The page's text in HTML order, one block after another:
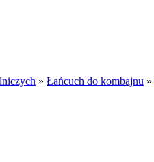
» Łańcuch do kombajnu »